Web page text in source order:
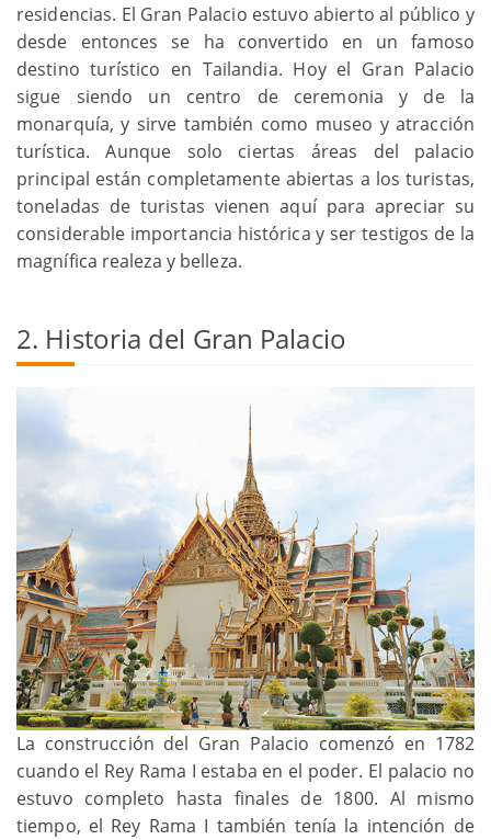
residencias. El Gran Palacio estuvo abierto al público y
desde entonces se ha convertido en un famoso
destino turístico en Tailandia. Hoy el Gran Palacio
sigue siendo un centro de ceremonia y de la
monarquía, y sirve también como museo y atracción
turística. Aunque solo ciertas áreas del palacio
principal están completamente abiertas a los turistas,
toneladas de turistas vienen aquí para apreciar su
considerable importancia histórica y ser testigos de la
magnífica realeza y belleza.
2. Historia del Gran Palacio
La construcción del Gran Palacio comenzó en 1782
cuando el Rey Rama I estaba en el poder. El palacio no
estuvo completo hasta finales de 1800. Al mismo
tiempo, el Rey Rama I también tenía la intención de